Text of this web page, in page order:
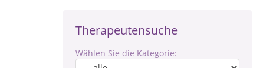
Therapeutensuche
Wählen Sie die Kategorie: